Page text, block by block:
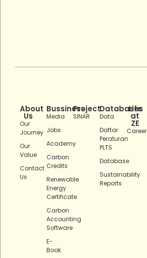
About
Us
Our
Journey
Our
Value
Contact
Us
Bussiness
Media
Jobs
Academy
Carbon
Credits
Renewable
Energy
Certificate
Carbon
Accounting
Software
E-
Book
Project
SINAR
Databases
Data
Daftar
Peraturan
PLTS
Database
Sustainability
Reports
Life
at
ZE
Career